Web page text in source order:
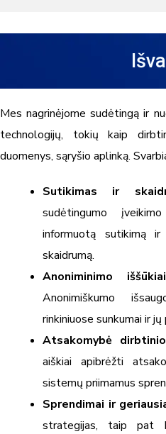
Mes nagrinėjome sudėtingą ir
technologijų, tokių kaip
duomenys, sąryšio aplinką.
Sutikimas ir
sudėtingumo
informuotą sutikimą
skaidrumą.
Anoniminimo
Anonimiškumo
rinkiniuose sunkumai ir
Atsakomybė
aiškiai apibrėžti
sistemų priimamus
Sprendimai ir
strategijas, taip pat